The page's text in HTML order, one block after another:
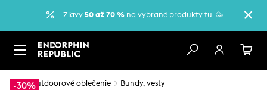
Zľavy 50 až 70 %na vybrané produkty tu. 🥳
-30%
… Outdoorové oblečenie Bundy, vesty